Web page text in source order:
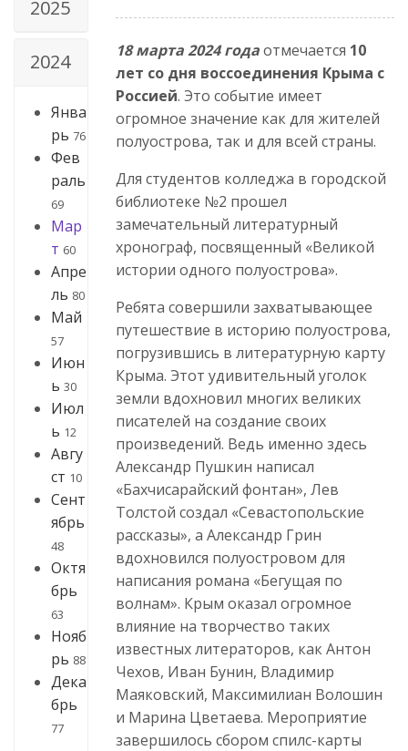
2025
2024
Янва
рь 76
Фев
раль
69
Мар
т 60
Апре
ль 80
Май
57
Июн
ь 30
Июл
ь 12
Авгу
ст 10
Сент
ябрь
48
Октя
брь
63
Нояб
рь 88
Дека
брь
77
18 марта 2024 годаотмечается 10
лет со дня воссоединения Крыма с
Россией. Это событие имеет
огромное значение как для жителей
полуострова, так и для всей страны.
Для студентов колледжа в городской
библиотеке №2 прошел
замечательный литературный
хронограф, посвященный «Великой
истории одного полуострова».
Ребята совершили захватывающее
путешествие в историю полуострова,
погрузившись в литературную карту
Крыма. Этот удивительный уголок
земли вдохновил многих великих
писателей на создание своих
произведений. Ведь именно здесь
Александр Пушкин написал
«Бахчисарайский фонтан», Лев
Толстой создал «Севастопольские
рассказы», а Александр Грин
вдохновился полуостровом для
написания романа «Бегущая по
волнам». Крым оказал огромное
влияние на творчество таких
известных литераторов, как Антон
Чехов, Иван Бунин, Владимир
Маяковский, Максимилиан Волошин
и Марина Цветаева. Мероприятие
завершилось сбором спилс-карты